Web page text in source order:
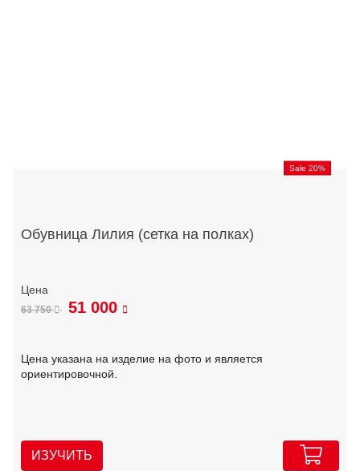
Sale 20%
Обувница Лилия (сетка на полках)
63 750 51 000
Цена указана на изделие на фото и является
ориентировочной.
ИЗУЧИТЬ